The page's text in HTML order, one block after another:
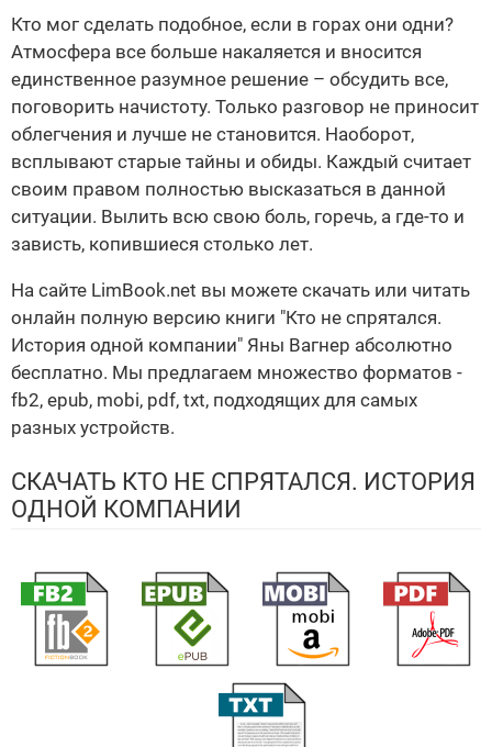
Кто мог сделать подобное, если в горах они одни?
Атмосфера все больше накаляется и вносится
единственное разумное решение – обсудить все,
поговорить начистоту. Только разговор не приносит
облегчения и лучше не становится. Наоборот,
всплывают старые тайны и обиды. Каждый считает
своим правом полностью высказаться в данной
ситуации. Вылить всю свою боль, горечь, а где-то и
зависть, копившиеся столько лет.
На сайте LimBook.net вы можете скачать или читать
онлайн полную версию книги "Кто не спрятался.
История одной компании" Яны Вагнер абсолютно
бесплатно. Мы предлагаем множество форматов -
fb2, epub, mobi, pdf, txt, подходящих для самых
разных устройств.
СКАЧАТЬ КТО НЕ СПРЯТАЛСЯ. ИСТОРИЯ
ОДНОЙ КОМПАНИИ